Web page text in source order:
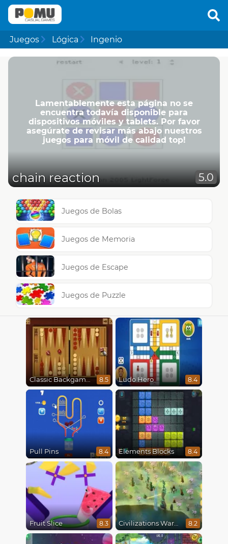
Juegos Lógica Ingenio
Lamentablemente esta página no se
encuentra todavía disponible para
dispositivos móviles y tablets. Por favor
asegúrate de revisar más abajo nuestros
juegos para móvil de calidad top!
chain reaction 5.0
Juegos de Bolas
Juegos de Memoria
Juegos de Escape
Juegos de Puzzle
Classic Backgammon 8.5 Ludo Hero 8.4
Pull Pins 8.4 Elements Blocks 8.4
Fruit Slice 8.3 Civilizations Wars Master Edition 8.2